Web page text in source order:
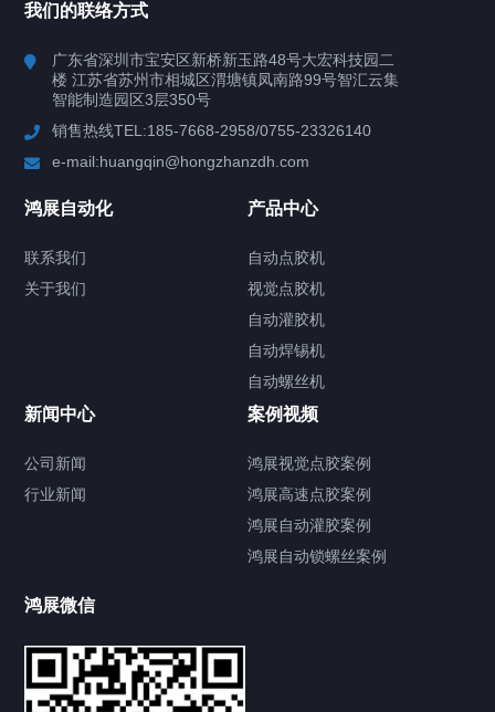
案例视频
联系我们
关于我们
我们的联络方式
广东省深圳市宝安区新桥新玉路48号大宏科技园二
楼 江苏省苏州市相城区渭塘镇凤南路99号智汇云集
智能制造园区3层350号
销售热线TEL:185-7668-2958/0755-23326140
e-mail:huangqin@hongzhanzdh.com
鸿展自动化
联系我们
关于我们
产品中心
自动点胶机
视觉点胶机
自动灌胶机
自动焊锡机
自动螺丝机
新闻中心
公司新闻
行业新闻
案例视频
鸿展视觉点胶案例
鸿展高速点胶案例
鸿展自动灌胶案例
鸿展自动锁螺丝案例
鸿展微信